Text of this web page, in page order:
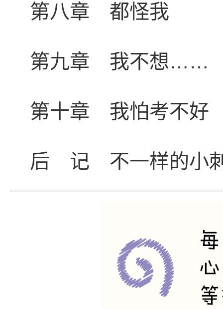
第八章 都怪我
第九章 我不想……
第十章 我怕考不好
后 记 不一样的小